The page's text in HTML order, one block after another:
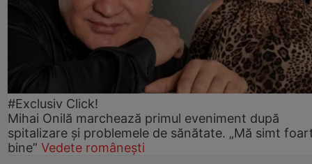
#Exclusiv Click!
Mihai Onilă marchează primul eveniment după
spitalizare și problemele de sănătate. „Mă simt
bine” Vedete românești